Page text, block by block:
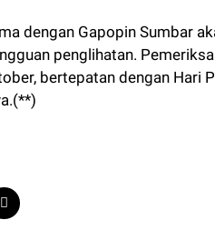
dengan Gapopin Sumbar
penglihatan.
bertepatan dengan Hari